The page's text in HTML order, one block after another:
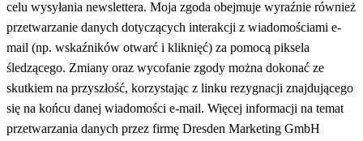
celu wysyłania newslettera. Moja zgoda obejmuje wyraźnie również
przetwarzanie danych dotyczących interakcji z wiadomościami e-
mail (np. wskaźników otwarć i kliknięć) za pomocą piksela
śledzącego. Zmiany oraz wycofanie zgody można dokonać ze
skutkiem na przyszłość, korzystając z linku rezygnacji znajdującego
się na końcu danej wiadomości e-mail. Więcej informacji na temat
przetwarzania danych przez firmę Dresden Marketing GmbH